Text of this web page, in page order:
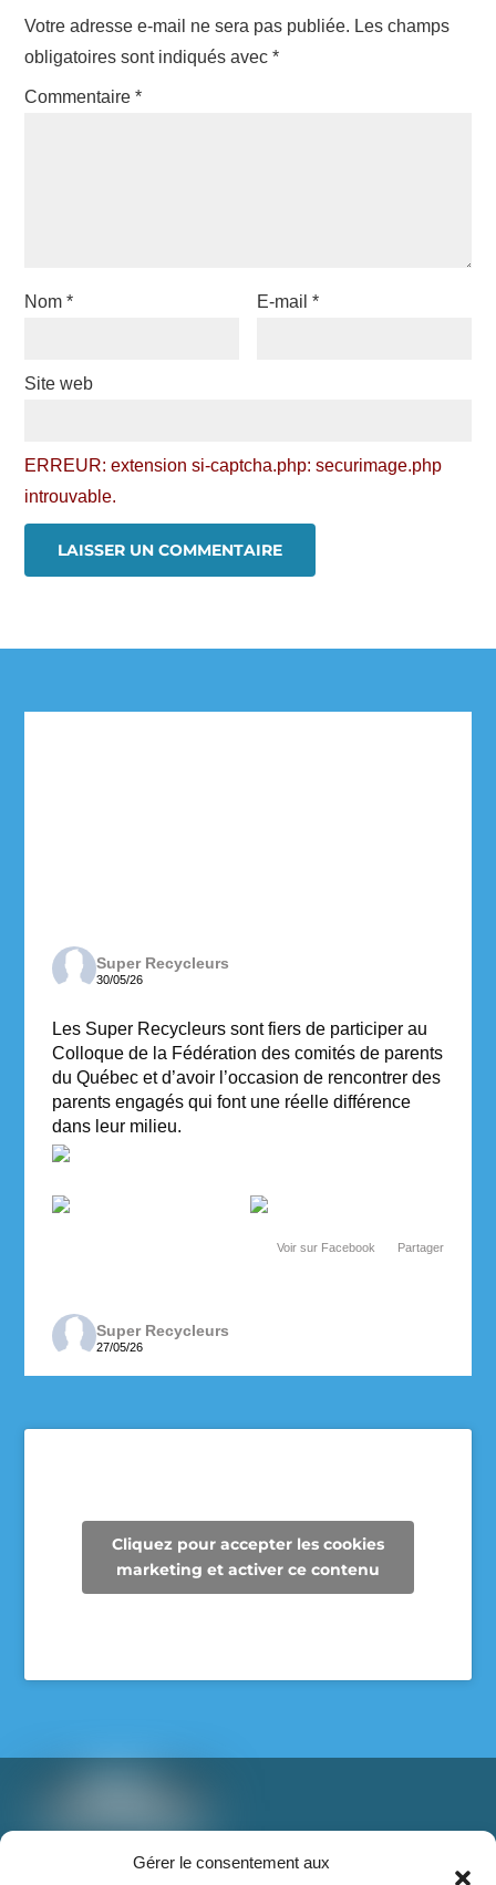
Gérer le consentement aux
Votre adresse e-mail ne sera pas publiée. Les champs
obligatoires sont indiqués avec*
Commentaire*
Nom* E-mail*
Site web
ERREUR: extension si-captcha.php: securimage.php
introuvable.
Super Recycleurs
30/05/26
Les Super Recycleurs sont fiers de participer au
Colloque de la Fédération des comités de parents
du Québec et d’avoir l’occasion de rencontrer des
parents engagés qui font une réelle différence
dans leur milieu.
Voir sur Facebook Partager
Super Recycleurs
27/05/26
Voici le beau résultat de la collecte d’aujourd’hui !
Un immense merci à tous les parents qui ont
participé et contribué à faire une différence pour
les élèves et pour notre communauté.
Cliquez pour accepter les cookies
marketing et activer ce contenu
T: 888-853-1898 poste 2